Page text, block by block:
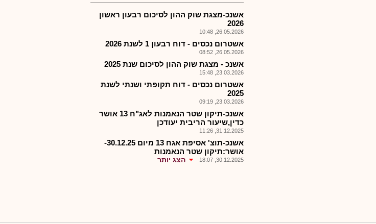
אשנכ-מצגת שוק ההון לסיכום רבעון ראשון
2026
26.05.2026, 10:48
אשטרום נכסים - דוח רבעון 1 לשנת 2026
26.05.2026, 08:52
אשנכ - מצגת שוק ההון לסיכום שנת 2025
23.03.2026, 15:48
אשטרום נכסים - דוח תקופתי ושנתי לשנת
2025
23.03.2026, 09:19
אשנכ-תיקון שטר הנאמנות לאג"ח 13 אושר
כדין,שיעור הריבית יעודכן
31.12.2025, 11:26
אשנכ-תוצ' אסיפת אגח 13 מיום 30.12.25-
אושר:תיקון שטר הנאמנות
30.12.2025, 18:07 הצג יותר